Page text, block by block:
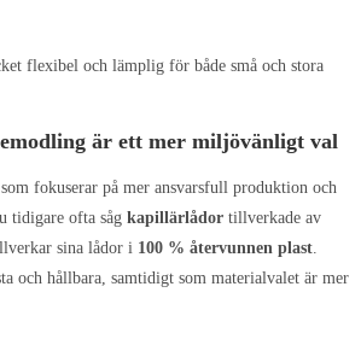
flexibel och lämplig för både små och stora
är ett mer miljövänligt val
fokuserar på mer ansvarsfull produktion och
tidigare ofta såg kapillärlådor tillverkade av
sina lådor i 100 % återvunnen plast.
och hållbara, samtidigt som materialvalet är mer